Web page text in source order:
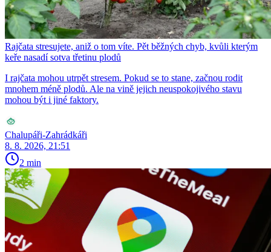
Rajčata stresujete, aniž o tom víte. Pět běžných chyb, kvůli kterým
keře nasadí sotva třetinu plodů
I rajčata mohou utrpět stresem. Pokud se to stane, začnou rodit
mnohem méně plodů. Ale na vině jejich neuspokojivého stavu
mohou být i jiné faktory.
Chalupáři-Zahrádkáři
8. 8. 2026, 21:51
2 min